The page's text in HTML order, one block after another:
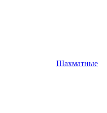
Шахматные